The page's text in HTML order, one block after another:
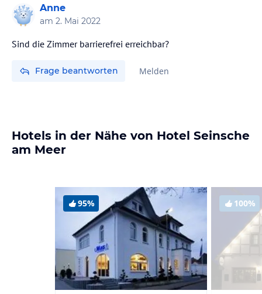
Anne
am 2. Mai 2022
Sind die Zimmer barrierefrei erreichbar?
Frage beantworten Melden
Hotels in der Nähe von Hotel Seinsche
am Meer
95% 100%